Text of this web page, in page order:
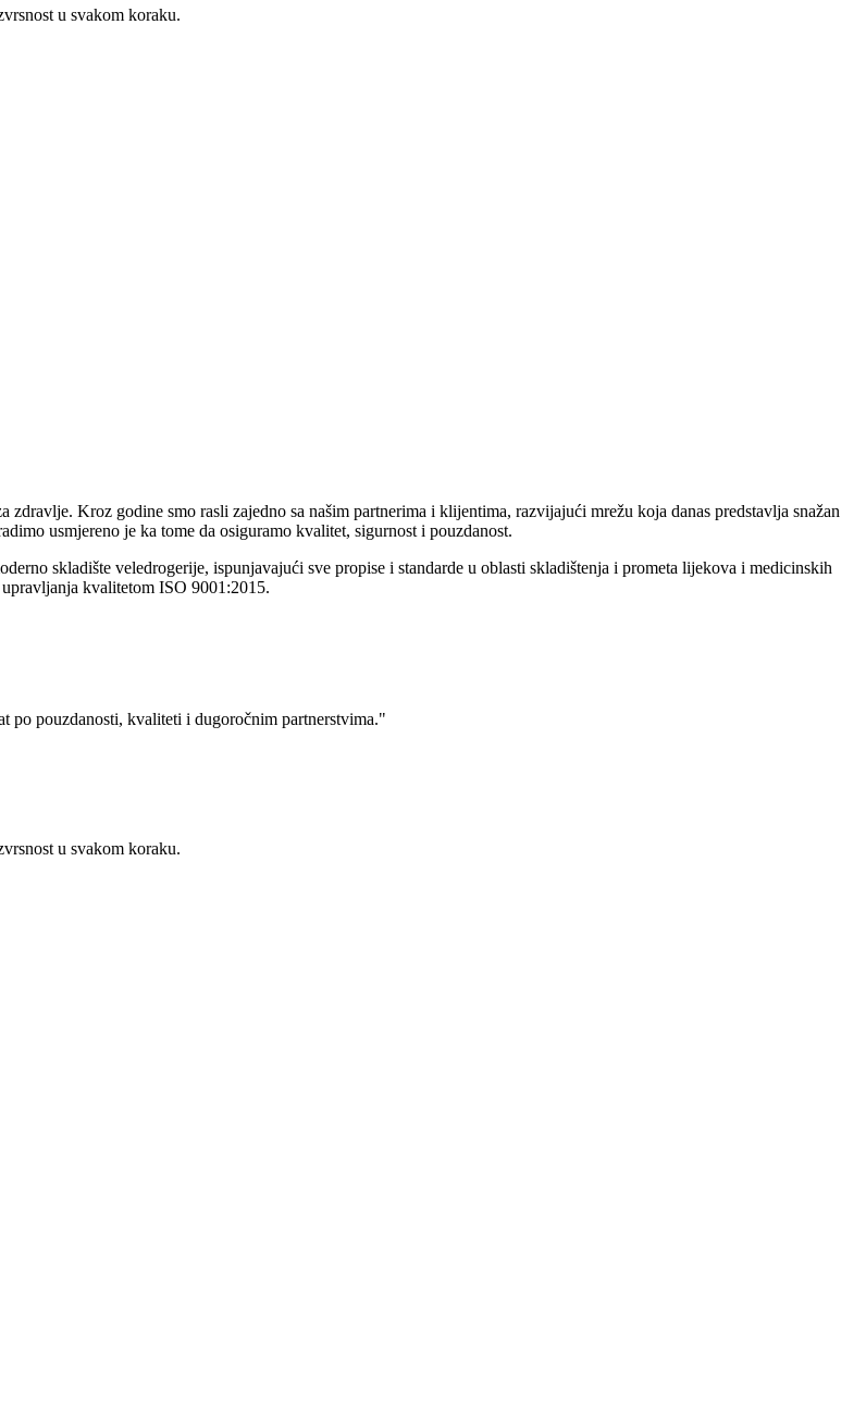
u svakom koraku.
Kroz godine smo rasli zajedno sa našim partnerima i klijentima, razvijajući mrežu koja danas predstavlja snažan
usmjereno je ka tome da osiguramo kvalitet, sigurnost i pouzdanost.
skladište veledrogerije, ispunjavajući sve propise i standarde u oblasti skladištenja i prometa lijekova i medicinskih
kvalitetom ISO 9001:2015.
po pouzdanosti, kvaliteti i dugoročnim partnerstvima."
u svakom koraku.